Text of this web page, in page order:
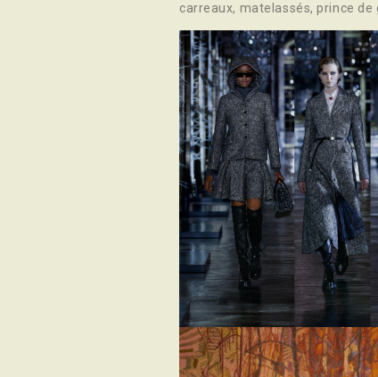
carreaux, matelassés, prince